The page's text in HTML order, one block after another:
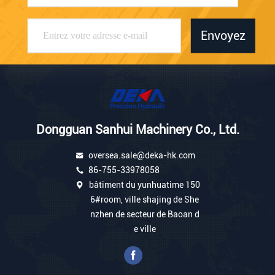
Envoyez
Dongguan Sanhui Machinery Co., Ltd.
oversea.sale@deka-hk.com
86-755-33978058
bâtiment du yunhuatime 150
6#room, ville shajing de She
nzhen de secteur de Baoan d
e ville